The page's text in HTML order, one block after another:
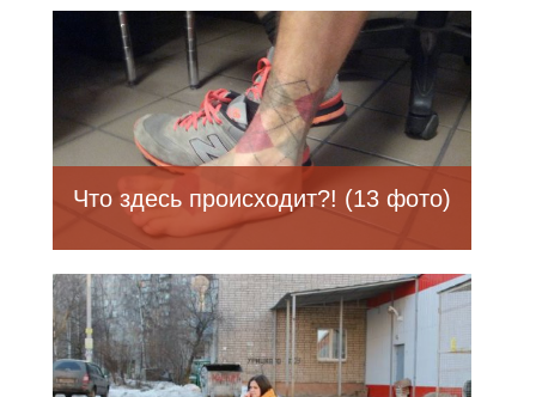
Что здесь происходит?! (13 фото)